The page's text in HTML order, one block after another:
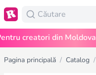
creatori din Moldova •
Pagina principală / Catalog /